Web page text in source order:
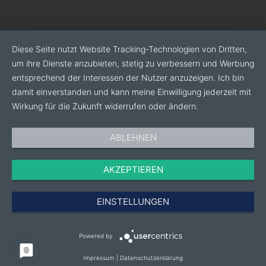
auf die gute Qualität unseres Hauses.
Seit 2016 verstärkt Herr Hakan König die Familie
Lehman in der Geschäftsführung, nachdem er bereits
seit vielen Jahren zur positiven Entwicklung unserer
Baumschulbetriebe beigetragen hat.
• gehobenes Baumschulsortiment wie Hibiscus,
Syringa, Malus, Prunus, Acer und Magnolien.
breites Sortiment an Obstgehölzen im Container.
• Stauden, Gräser sowie Bodendecker im Topf ab 2L +
Diese Seite nutzt Website Tracking-Technologien von Dritten,
um ihre Dienste anzubieten, stetig zu verbessern und Werbung
entsprechend der Interessen der Nutzer anzuzeigen. Ich bin
damit einverstanden und kann meine Einwilligung jederzeit mit
Wirkung für die Zukunft widerrufen oder ändern.
ABLEHNEN
AKZEPTIEREN
EINSTELLUNGEN
Powered by
Impressum Datenschutzerklärung